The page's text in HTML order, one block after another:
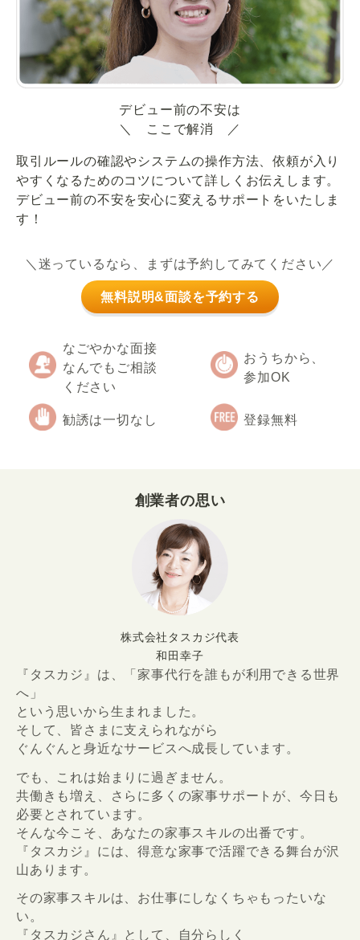
デビュー前の不安は
＼ ここで解消 ／
取引ルールの確認やシステムの操作方法、依頼が入り
やすくなるためのコツについて詳しくお伝えします。
デビュー前の不安を安心に変えるサポートをいたしま
す！
＼迷っているなら、まずは予約してみてください／
無料説明&面談を予約する
なごやかな面接
なんでもご相談
ください
おうちから、
参加OK
勧誘は一切なし 登録無料
創業者の思い
株式会社タスカジ代表
和田幸子
『タスカジ』は、「家事代行を誰もが利用できる世界
へ」
という思いから生まれました。
そして、皆さまに支えられながら
ぐんぐんと身近なサービスへ成長しています。
でも、これは始まりに過ぎません。
共働きも増え、さらに多くの家事サポートが、今日も
必要とされています。
そんな今こそ、あなたの家事スキルの出番です。
『タスカジ』には、得意な家事で活躍できる舞台が沢
山あります。
その家事スキルは、お仕事にしなくちゃもったいな
い。
『タスカジさん』として、自分らしく